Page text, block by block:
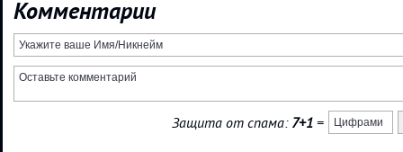
Комментарии
Защита от спама: 7+1 =